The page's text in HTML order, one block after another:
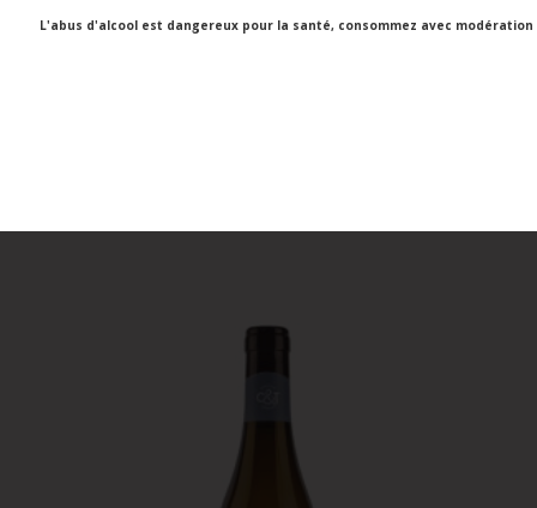
L'abus d'alcool est dangereux pour la santé, consommez avec modération
Contenance
Victor Hugo)